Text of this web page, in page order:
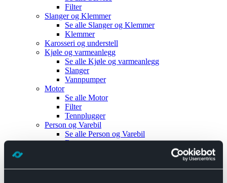
Filter
Slanger og Klemmer
Se alle Slanger og Klemmer
Klemmer
Karosseri og understell
Kjøle og varmeanlegg
Se alle Kjøle og varmeanlegg
Slanger
Vannpumper
Motor
Se alle Motor
Filter
Tennplugger
Person og Varebil
Se alle Person og Varebil
Brems
Motor og drivverk